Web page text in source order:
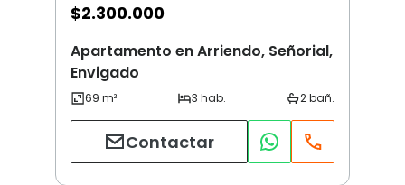
$2.300.000
Apartamento en Arriendo, Señorial,
Envigado
Contactar